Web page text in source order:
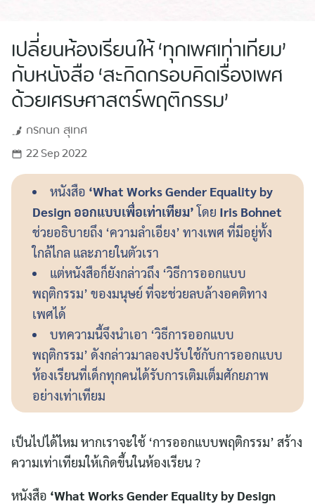
เปลี่ยนห้องเรียนให้ ‘ทุกเพศเท่าเทียม’
กับหนังสือ ‘สะกิดกรอบคิดเรื่องเพศ
ด้วยเศรษศาสตร์พฤติกรรม’
กรกนกสุเทศ
22 Sep 2022
หนังสือ ‘What Works Gender Equality by
Design ออกแบบเพื่อเท่าเทียม’โดย Iris Bohnet
ช่วยอธิบายถึง ‘ความลำเอียง’ ทางเพศ ที่มีอยู่ทั้ง
ใกล้ไกล และภายในตัวเรา
แต่หนังสือก็ยังกล่าวถึง ‘วิธีการออกแบบ
พฤติกรรม’ ของมนุษย์ ที่จะช่วยลบล้างอคติทาง
เพศได้
บทความนี้จึงนำเอา ‘วิธีการออกแบบ
พฤติกรรม’ ดังกล่าวมาลองปรับใช้กับการออกแบบ
ห้องเรียนที่เด็กทุกคนได้รับการเติมเต็มศักยภาพ
อย่างเท่าเทียม
เป็นไปได้ไหม หากเราจะใช้ ‘การออกแบบพฤติกรรม’ สร้าง
ความเท่าเทียมให้เกิดขึ้นในห้องเรียน ?
หนังสือ ‘What Works Gender Equality by Design